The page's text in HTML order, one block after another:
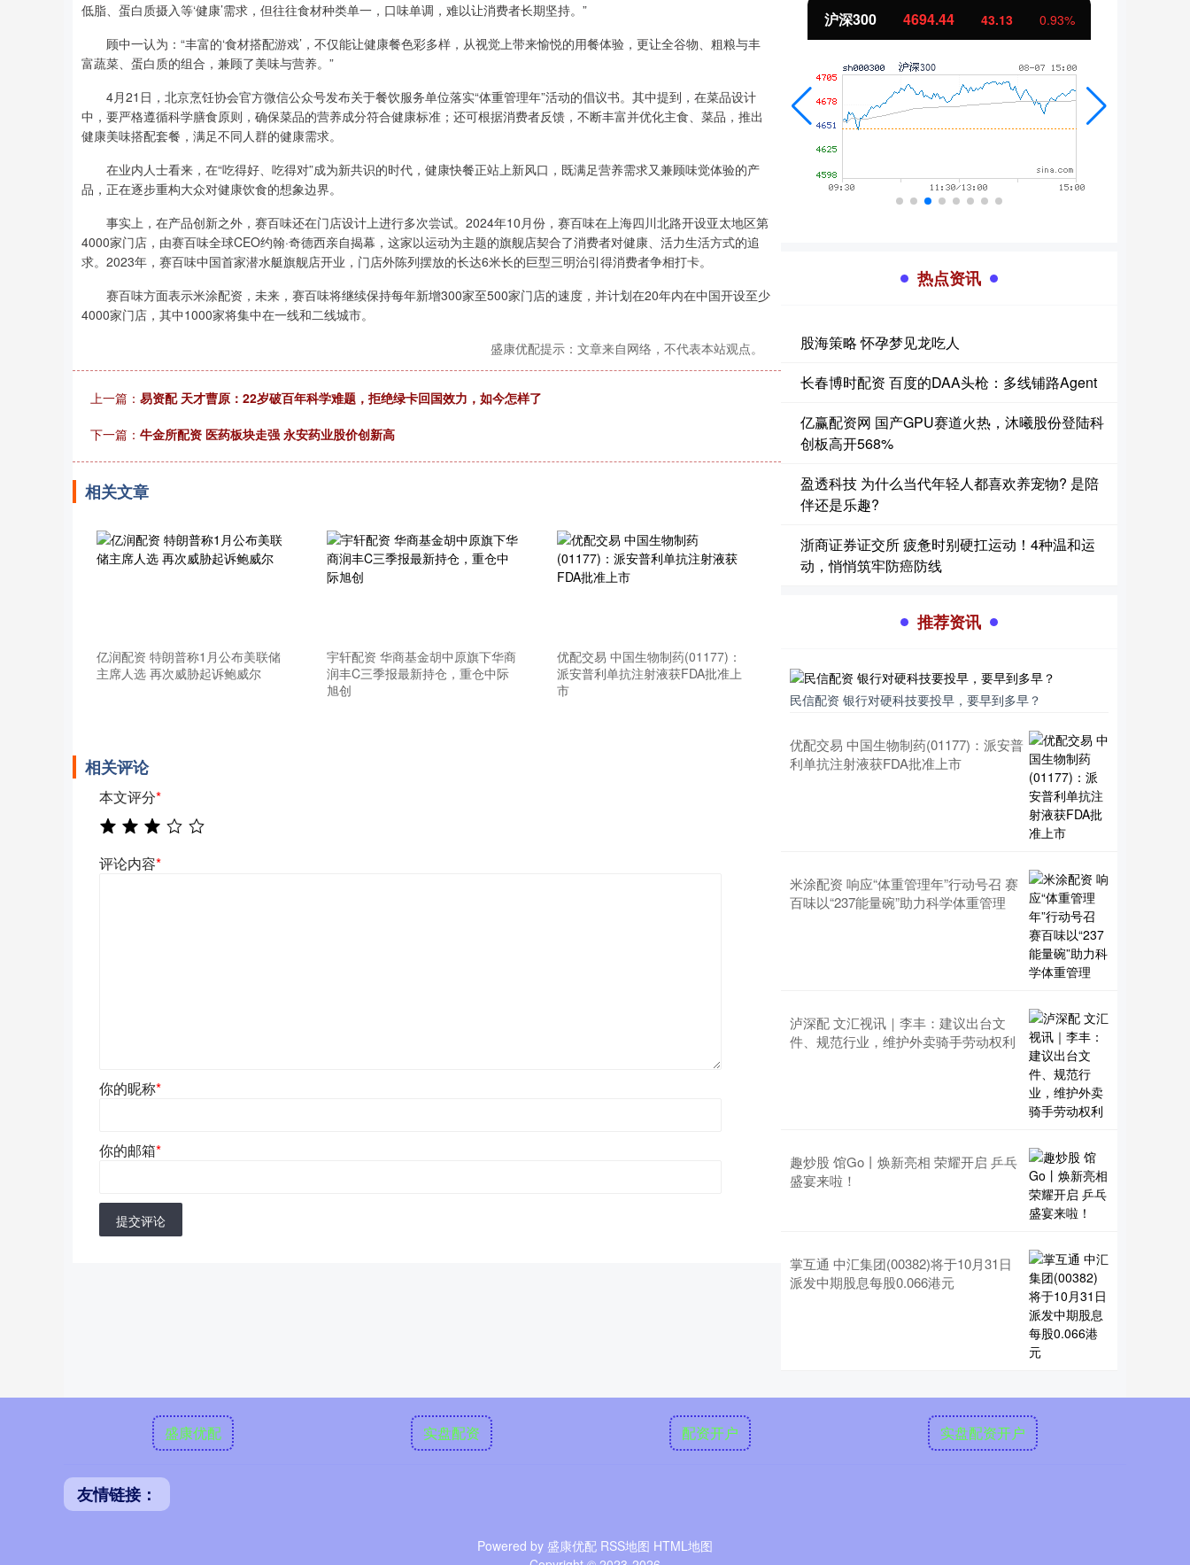
低脂、蛋白质摄入等‘健康’需求，但往往食材种类单一，口味单调，难以让消费者长期坚持。”
顾中一认为：“丰富的‘食材搭配游戏’，不仅能让健康餐色彩多样，从视觉上带来愉悦的用餐体验，更让全谷物、粗粮与丰
富蔬菜、蛋白质的组合，兼顾了美味与营养。”
4月21日，北京烹饪协会官方微信公众号发布关于餐饮服务单位落实“体重管理年”活动的倡议书。其中提到，在菜品设计
中，要严格遵循科学膳食原则，确保菜品的营养成分符合健康标准；还可根据消费者反馈，不断丰富并优化主食、菜品，推出
健康美味搭配套餐，满足不同人群的健康需求。
在业内人士看来，在“吃得好、吃得对”成为新共识的时代，健康快餐正站上新风口，既满足营养需求又兼顾味觉体验的产
品，正在逐步重构大众对健康饮食的想象边界。
事实上，在产品创新之外，赛百味还在门店设计上进行多次尝试。2024年10月份，赛百味在上海四川北路开设亚太地区第
4000家门店，由赛百味全球CEO约翰·奇德西亲自揭幕，这家以运动为主题的旗舰店契合了消费者对健康、活力生活方式的追
求。2023年，赛百味中国首家潜水艇旗舰店开业，门店外陈列摆放的长达6米长的巨型三明治引得消费者争相打卡。
赛百味方面表示米涂配资，未来，赛百味将继续保持每年新增300家至500家门店的速度，并计划在20年内在中国开设至少
4000家门店，其中1000家将集中在一线和二线城市。
盛康优配提示：文章来自网络，不代表本站观点。
上一篇： 易资配 天才曹原：22岁破百年科学难题，拒绝绿卡回国效力，如今怎样了
下一篇： 牛金所配资 医药板块走强 永安药业股价创新高
相关文章
亿润配资 特朗普称1月公布美联储
主席人选 再次威胁起诉鲍威尔
宇轩配资 华商基金胡中原旗下华商
润丰C三季报最新持仓，重仓中际
旭创
优配交易 中国生物制药(01177)：
派安普利单抗注射液获FDA批准上
市
相关评论
本文评分*
评论内容*
你的昵称*
你的邮箱*
提交评论
深证成指 14311.01 200.89 1.42% 沪深300 4694.44 北证50 1134.24 11.37 1.01%
热点资讯
股海策略 怀孕梦见龙吃人
长春博时配资 百度的DAA头枪：多线铺路Agent
亿赢配资网 国产GPU赛道火热，沐曦股份登陆科
创板高开568%
盈透科技 为什么当代年轻人都喜欢养宠物? 是陪
伴还是乐趣?
浙商证券证交所 疲惫时别硬扛运动！4种温和运
动，悄悄筑牢防癌防线
推荐资讯
民信配资 银行对硬科技要投早，要早到多早？
优配交易 中国生物制药(01177)：派安普
利单抗注射液获FDA批准上市
米涂配资 响应“体重管理年”行动号召 赛
百味以“237能量碗”助力科学体重管理
泸深配 文汇视讯｜李丰：建议出台文
件、规范行业，维护外卖骑手劳动权利
趣炒股 馆Go丨焕新亮相 荣耀开启 乒乓
盛宴来啦！
掌互通 中汇集团(00382)将于10月31日
派发中期股息每股0.066港元
盛康优配 实盘配资 配资开户 实盘配资开户
友情链接：
Powered by 盛康优配 RSS地图 HTML地图